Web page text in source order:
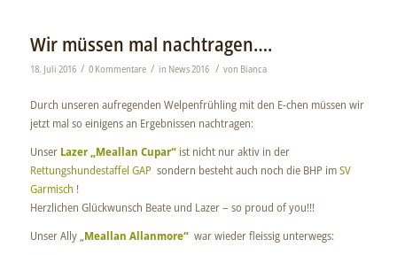
Wir müssen mal nachtragen….
18. Juli 2016 / 0 Kommentare / in News 2016 / von Bianca
Durch unseren aufregenden Welpenfrühling mit den E-chen müssen wir
jetzt mal so einigens an Ergebnissen nachtragen:
Unser Lazer „Meallan Cupar“ist nicht nur aktiv in der
Rettungshundestaffel GAPsondern besteht auch noch die BHP imSV
Garmisch !
Herzlichen Glückwunsch Beate und Lazer – so proud of you!!!
Unser Ally „Meallan Allanmore“ war wieder fleissig unterwegs: